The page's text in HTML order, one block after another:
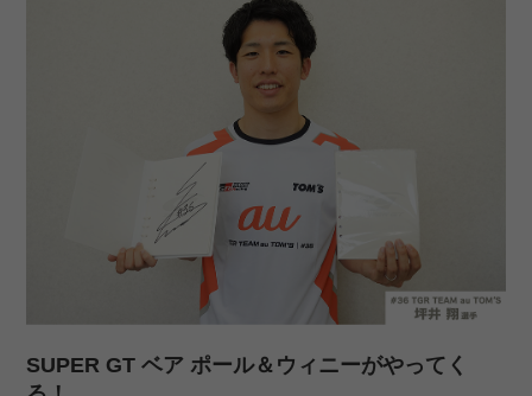
SUPER GT ベア ポール＆ウィニーがやってく